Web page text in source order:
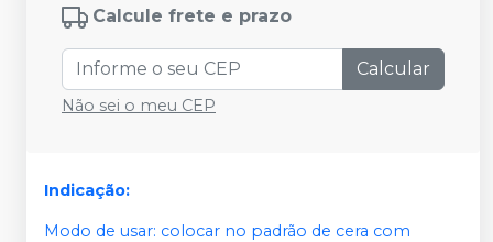
Calcule frete e prazo
Calcular
Não sei o meu CEP
Indicação:
Modo de usar: colocar no padrão de cera com